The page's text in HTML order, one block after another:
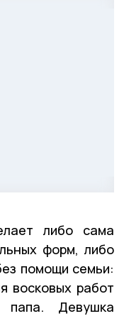
либо сама
форм, либо
помощи семьи:
восковых работ
папа. Девушка